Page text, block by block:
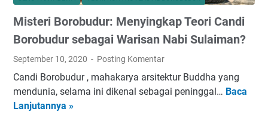
a
n
d
i
r
M
e
v
e
r
g
y
g
,
r
t
e
u
B
u
Misteri Borobudur: Menyingkap Teori Candi
Borobudur sebagai Warisan Nabi Sulaiman?
September 10, 2020 Posting Komentar
Candi Borobudur , mahakarya arsitektur Buddha yang
mendunia, selama ini dikenal sebagai peninggal… Baca
Lanjutannya »
M